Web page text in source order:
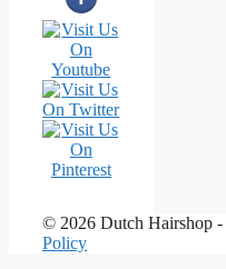
© 2026 Dutch Hairshop -
Policy